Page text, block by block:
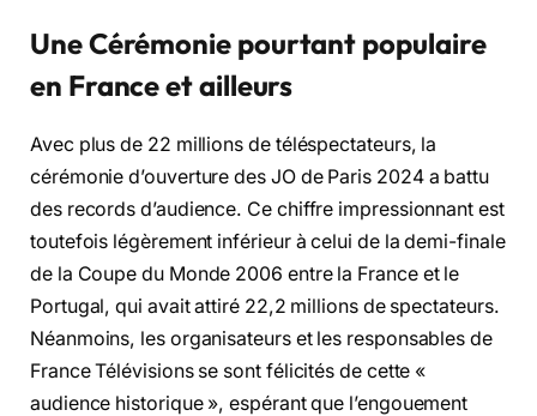
Une Cérémonie pourtant populaire
en France et ailleurs
Avec plus de 22 millions de téléspectateurs, la
cérémonie d’ouverture des JO de Paris 2024 a battu
des records d’audience. Ce chiffre impressionnant est
toutefois légèrement inférieur à celui de la demi-finale
de la Coupe du Monde 2006 entre la France et le
Portugal, qui avait attiré 22,2 millions de spectateurs.
Néanmoins, les organisateurs et les responsables de
France Télévisions se sont félicités de cette «
audience historique », espérant que l’engouement